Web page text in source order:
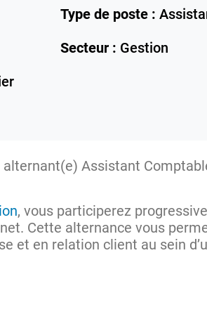
Type de poste :
Secteur : Gestion
Assistant
, vous participerez
Cette alternance vous
et en relation client au sein